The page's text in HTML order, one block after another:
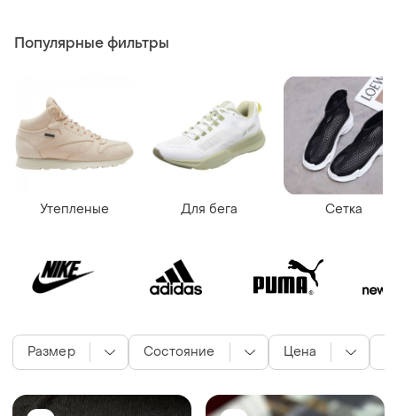
Популярные фильтры
Утепленые Для бега Сетка
Размер Состояние Цена